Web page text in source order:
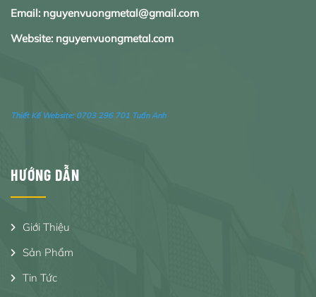
Email: nguyenvuongmetal@gmail.com
Website: nguyenvuongmetal.com
Thiết Kế Website: 0703 296 701 Tuấn Anh
HƯỚNG DẪN
Giới Thiệu
Sản Phẩm
Tin Tức